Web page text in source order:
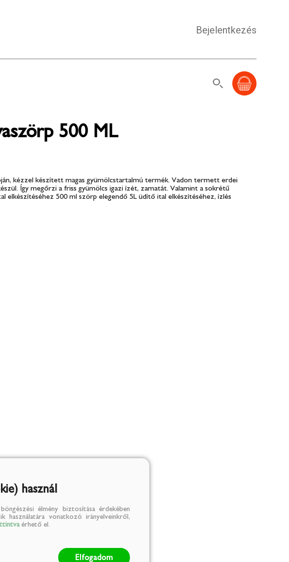
Bejelentkezés
500 ML
kézzel készített magas gyümölcstartalmú termék. Vadon termett erdei
Így megőrzi a friss gyümölcs igazi ízét, zamatát. Valamint a sokrétű
elkészítéséhez 500 ml szörp elegendő 5L üdítő ital elkészítéséhez, ízlés
használ
élmény biztosítása érdekében
használatára vonatkozó irányelveinkről,
érhető el.
Elfogadom